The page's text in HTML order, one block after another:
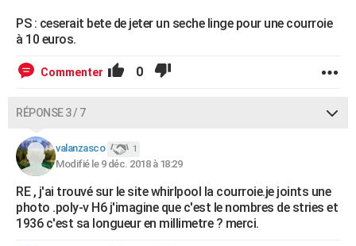
PS : ceserait bete de jeter un seche linge pour une courroie
à 10 euros.
Commenter 0
RÉPONSE 3 / 7
valanzasco 1
Modifié le 9 déc. 2018 à 18:29
RE , j'ai trouvé sur le site whirlpool la courroie.je joints une
photo .poly-v H6 j'imagine que c'est le nombres de stries et
1936 c'est sa longueur en millimetre ? merci.